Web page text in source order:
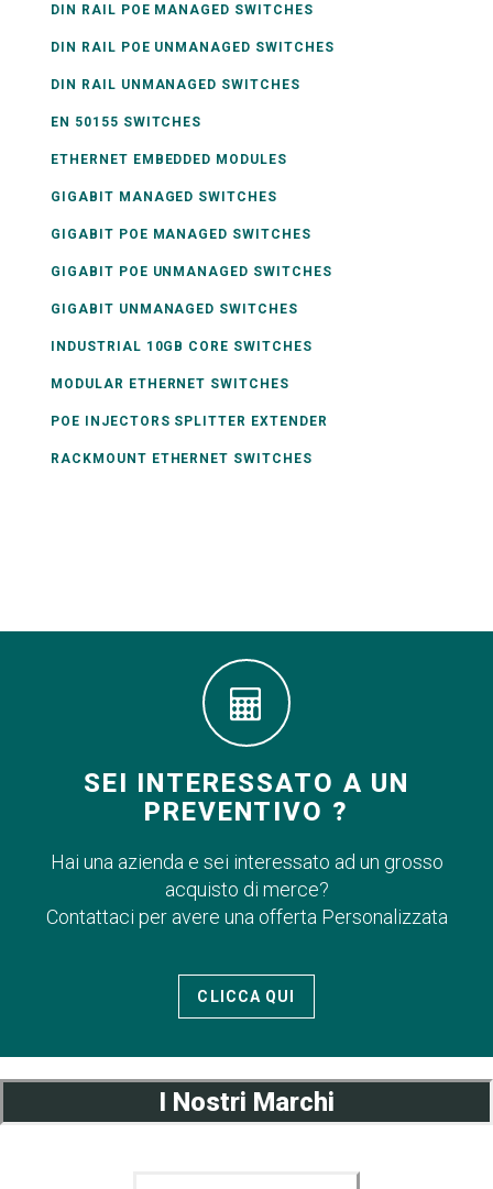
DIN RAIL POE MANAGED SWITCHES
DIN RAIL POE UNMANAGED SWITCHES
DIN RAIL UNMANAGED SWITCHES
EN 50155 SWITCHES
ETHERNET EMBEDDED MODULES
GIGABIT MANAGED SWITCHES
GIGABIT POE MANAGED SWITCHES
GIGABIT POE UNMANAGED SWITCHES
GIGABIT UNMANAGED SWITCHES
INDUSTRIAL 10GB CORE SWITCHES
MODULAR ETHERNET SWITCHES
POE INJECTORS SPLITTER EXTENDER
RACKMOUNT ETHERNET SWITCHES
SEI INTERESSATO A UN
PREVENTIVO ?
Hai una azienda e sei interessato ad un grosso
acquisto di merce?
Contattaci per avere una offerta Personalizzata
CLICCA QUI
I Nostri Marchi